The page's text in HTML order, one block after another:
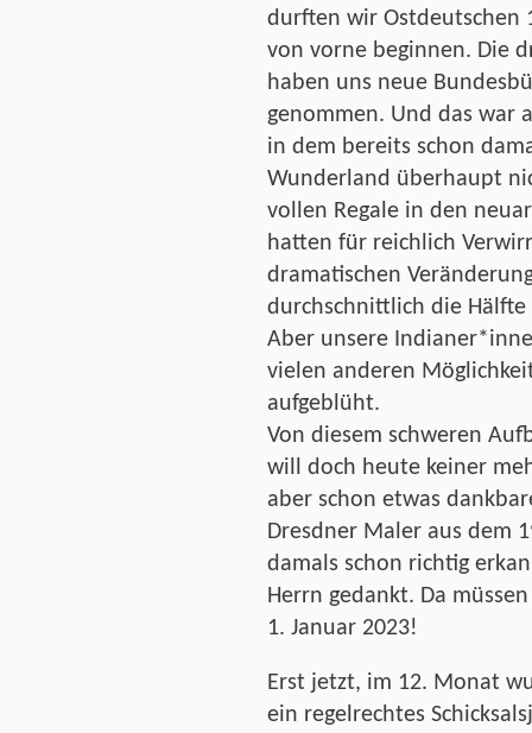
durften wir Ostdeutschen
von vorne beginnen. Die
haben uns neue
genommen. Und das war
in dem bereits schon
Wunderland überhaupt
vollen Regale in den
hatten für reichlich
dramatischen
durchschnittlich die
Aber unsere
vielen anderen
aufgeblüht.
Von diesem schweren
will doch heute keiner
aber schon etwas
Dresdner Maler aus dem
damals schon richtig
Herrn gedankt. Da
1. Januar 2023!
Erst jetzt, im 12. Monat
ein regelrechtes